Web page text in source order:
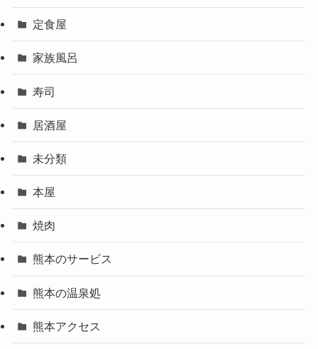
定食屋
家族風呂
寿司
居酒屋
未分類
本屋
焼肉
熊本のサービス
熊本の温泉処
熊本アクセス